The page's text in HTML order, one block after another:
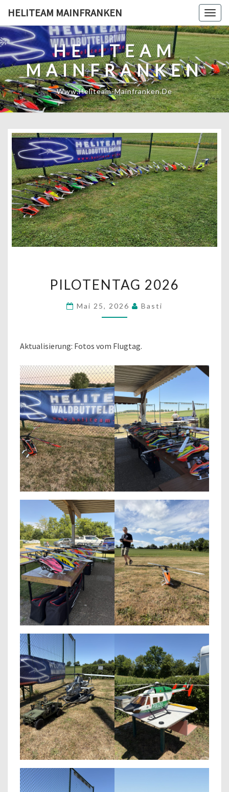
content
HELITEAM MAINFRANKEN
HELITEAM
MAINFRANKEN
Www.heliteam-Mainfranken.de
2026
PILOTENTAG 2026
Mai 25, 2026 Basti
Aktualisierung: Fotos vom Flugtag.